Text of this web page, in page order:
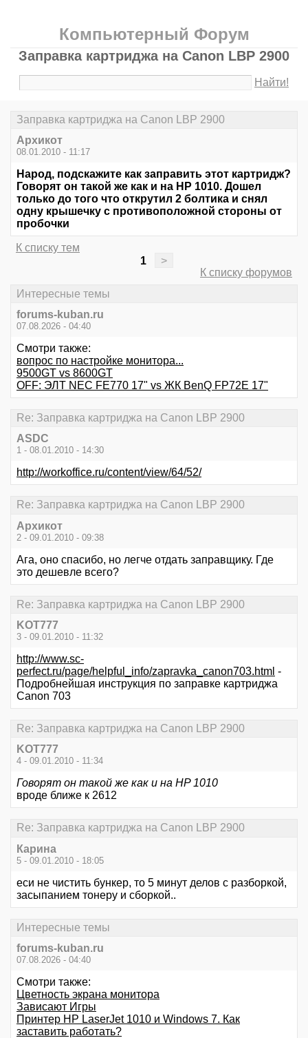
Компьютерный Форум
Заправка картриджа на Canon LBP 2900
Найти!
Заправка картриджа на Canon LBP 2900
Архикот
08.01.2010 - 11:17
Народ, подскажите как заправить этот картридж?
Говорят он такой же как и на HP 1010. Дошел
только до того что открутил 2 болтика и снял
одну крышечку с противоположной стороны от
пробочки
К списку тем
1
>
К списку форумов
Интересные темы
forums-kuban.ru
07.08.2026 - 04:40
Смотри также:
вопрос по настройке монитора...
9500GT vs 8600GT
OFF: ЭЛТ NEC FE770 17" vs ЖК BenQ FP72E 17"
Re: Заправка картриджа на Canon LBP 2900
ASDC
1 - 08.01.2010 - 14:30
http://workoffice.ru/content/view/64/52/
Re: Заправка картриджа на Canon LBP 2900
Архикот
2 - 09.01.2010 - 09:38
Ага, оно спасибо, но легче отдать заправщику. Где
это дешевле всего?
Re: Заправка картриджа на Canon LBP 2900
KOT777
3 - 09.01.2010 - 11:32
http://www.sc-
perfect.ru/page/helpful_info/zapravka_canon703.html -
Подробнейшая инструкция по заправке картриджа
Canon 703
Re: Заправка картриджа на Canon LBP 2900
KOT777
4 - 09.01.2010 - 11:34
Говорят он такой же как и на HP 1010
вроде ближе к 2612
Re: Заправка картриджа на Canon LBP 2900
Карина
5 - 09.01.2010 - 18:05
еси не чистить бункер, то 5 минут делов с разборкой,
засыпанием тонеру и сборкой..
Интересные темы
forums-kuban.ru
07.08.2026 - 04:40
Смотри также:
Цветность экрана монитора
Зависают Игры
Принтер HP LaserJet 1010 и Windows 7. Как
заставить работать?